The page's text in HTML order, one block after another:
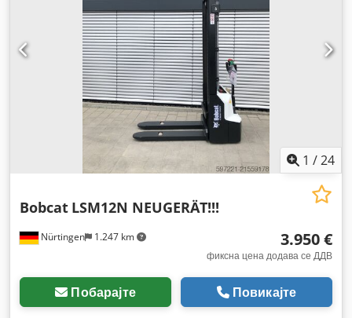
1 /24
Nürtingen 1.247 km
Bobcat LSM12N NEUGERÄT!!!
3.950 €
фиксна цена додава се ДДВ
Побарајте Повикајте